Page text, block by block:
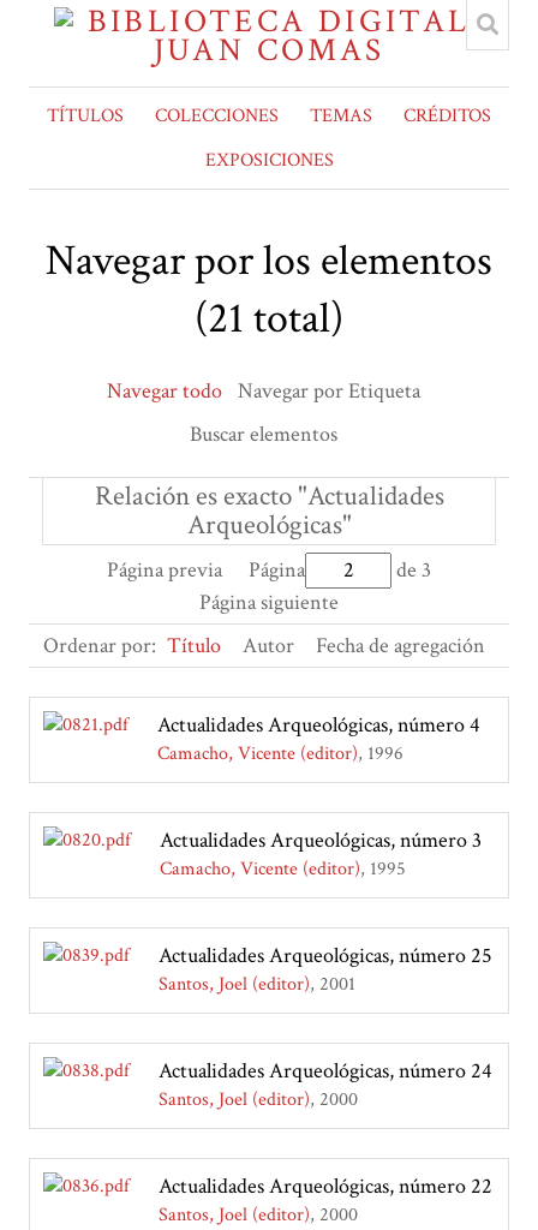
TÍTULOS COLECCIONES TEMAS
CRÉDITOS
EXPOSICIONES
Navegar por los elementos
(21 total)
Navegar todo Navegar por Etiqueta
Buscar elementos
Relación es exacto "Actualidades
Arqueológicas"
Página previa Página
de 3
Página siguiente
Ordenar por: Título Autor Fecha de agregación
Actualidades Arqueológicas, número 4
Camacho, Vicente (editor) 1996
Actualidades Arqueológicas, número 3
Camacho, Vicente (editor) 1995
Actualidades Arqueológicas, número 25
Santos, Joel (editor) 2001
Actualidades Arqueológicas, número 24
Santos, Joel (editor) 2000
Actualidades Arqueológicas, número 22
Santos, Joel (editor) 2000